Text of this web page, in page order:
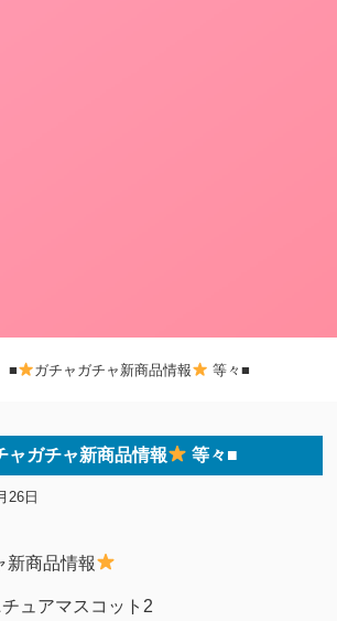
■ ガチャガチャ新商品情報 等々■
ャガチャ新商品情報 等々■
26日
新商品情報
ュアマスコット2